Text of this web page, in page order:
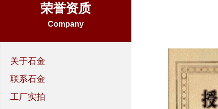
荣誉资质
Company
关于石金
联系石金
工厂实拍